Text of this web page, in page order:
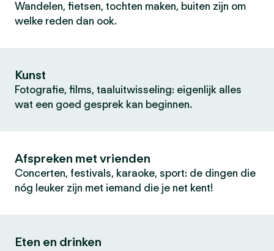
Wandelen, fietsen, tochten maken, buiten zijn om
welke reden dan ook.
Kunst
Fotografie, films, taaluitwisseling: eigenlijk alles
wat een goed gesprek kan beginnen.
Afspreken met vrienden
Concerten, festivals, karaoke, sport: de dingen die
nóg leuker zijn met iemand die je net kent!
Eten en drinken